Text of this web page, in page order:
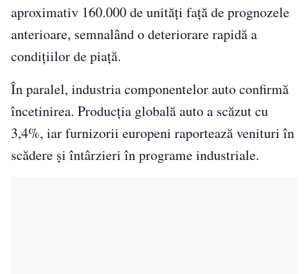
aproximativ 160.000 de unități față de prognozele
anterioare, semnalând o deteriorare rapidă a
condițiilor de piață.
În paralel, industria componentelor auto confirmă
încetinirea. Producția globală auto a scăzut cu
3,4%, iar furnizorii europeni raportează venituri în
scădere și întârzieri în programe industriale.